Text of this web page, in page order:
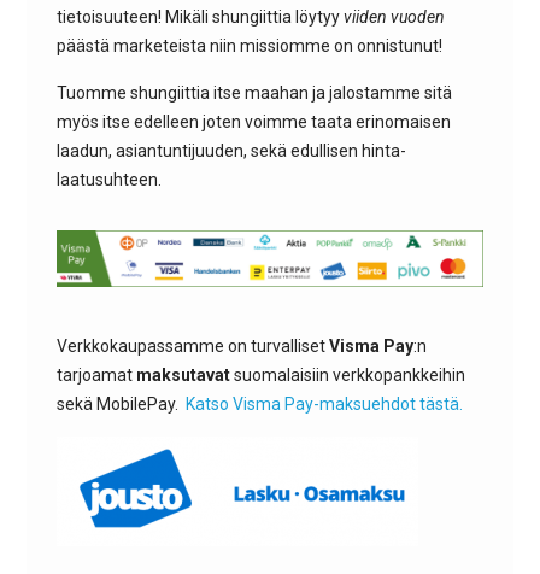
tietoisuuteen! Mikäli shungiittia löytyyviiden vuoden
päästä marketeista niin missiomme on onnistunut!
Tuomme shungiittia itse maahan ja jalostamme sitä
myös itse edelleen joten voimme taata erinomaisen
laadun, asiantuntijuuden, sekä edullisen hinta-
laatusuhteen.
Verkkokaupassamme on turvallisetVisma Pay:n
tarjoamat maksutavatsuomalaisiin verkkopankkeihin
sekä MobilePay.
Katso Visma Pay-maksuehdot tästä.